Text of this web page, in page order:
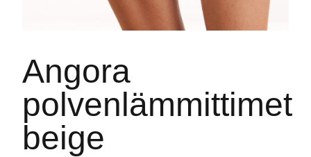
Angora
polvenlämmittimet
beige